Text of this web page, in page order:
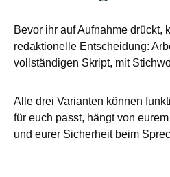
Bevor ihr auf Aufnahme drückt,
redaktionelle Entscheidung:
vollständigen Skript, mit
Alle drei Varianten können
für euch passt, hängt von
und eurer Sicherheit beim